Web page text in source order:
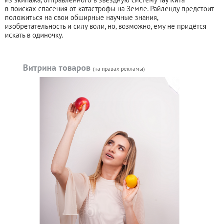
в поисках спасения от катастрофы на Земле. Райленду предстоит
положиться на свои обширные научные знания,
изобретательность и силу воли, но, возможно, ему не придётся
искать в одиночку.
Витрина товаров (на правах рекламы)